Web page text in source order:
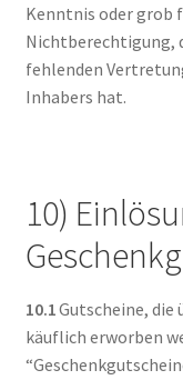
Kenntnis oder grob
Nichtberechtigung,
fehlenden
Inhabers hat.
10)
10.1Gutscheine, die
käuflich erworben